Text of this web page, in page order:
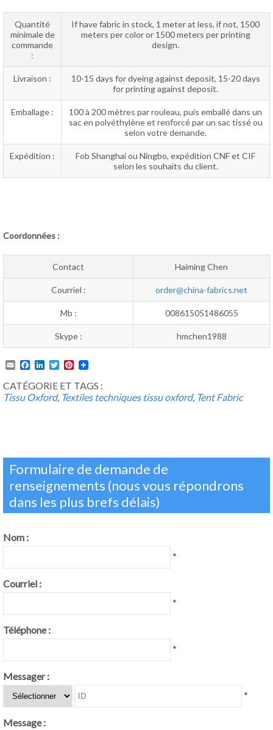
Quantité
minimale de
commande
:
If have fabric in stock, 1 meter at less, if not, 1500
meters per color or 1500 meters per printing
design.
Livraison :
10-15 days for dyeing against deposit, 15-20 days
for printing against deposit.
Emballage :
100 à 200 mètres par rouleau, puis emballé dans un
sac en polyéthylène et renforcé par un sac tissé ou
selon votre demande.
Expédition :
Fob Shanghai ou Ningbo, expédition CNF et CIF
selon les souhaits du client.
Coordonnées :
Contact Haiming Chen
Courriel : order@china-fabrics.net
Mb : 008615051486055
Skype : hmchen1988
EmailFacebook
LinkedIn
TwitterPinterest
CATÉGORIE ET TAGS :
Tissu Oxford, Textiles techniques tissu oxford, Tent Fabric
Formulaire de demande de
renseignements (nous vous répondrons
dans les plus brefs délais)
Nom :
*
Courriel :
*
Téléphone :
*
Messager :
*
Message :